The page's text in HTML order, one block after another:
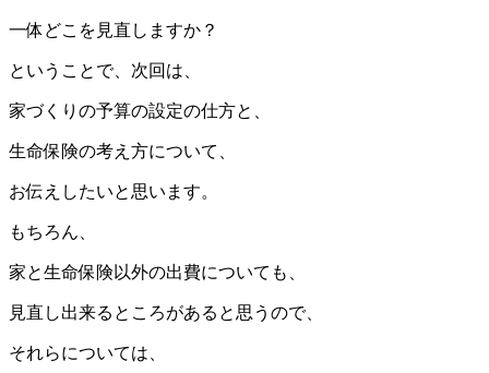
一体どこを見直しますか？
ということで、次回は、
家づくりの予算の設定の仕方と、
生命保険の考え方について、
お伝えしたいと思います。
もちろん、
家と生命保険以外の出費についても、
見直し出来るところがあると思うので、
それらについては、